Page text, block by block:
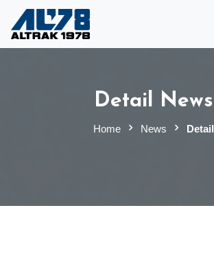
Detail News
Home News Detail